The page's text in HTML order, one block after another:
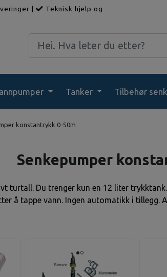
|
Teknisk hjelp og
Tanker Tilbehør
konstantrykk 0-50m
Senkepumper
turtall
. Du trenger kun en 12 liter
å tappe vann. Ingen automatikk i tillegg.